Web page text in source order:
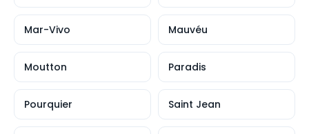
Mar-Vivo Mauvéu
Moutton Paradis
Pourquier Saint Jean